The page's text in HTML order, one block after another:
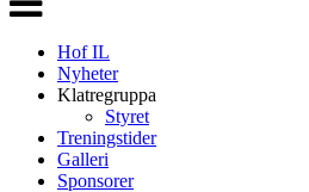
navigasjon
Hof IL
Nyheter
Klatregruppa
Styret
Treningstider
Galleri
Sponsorer